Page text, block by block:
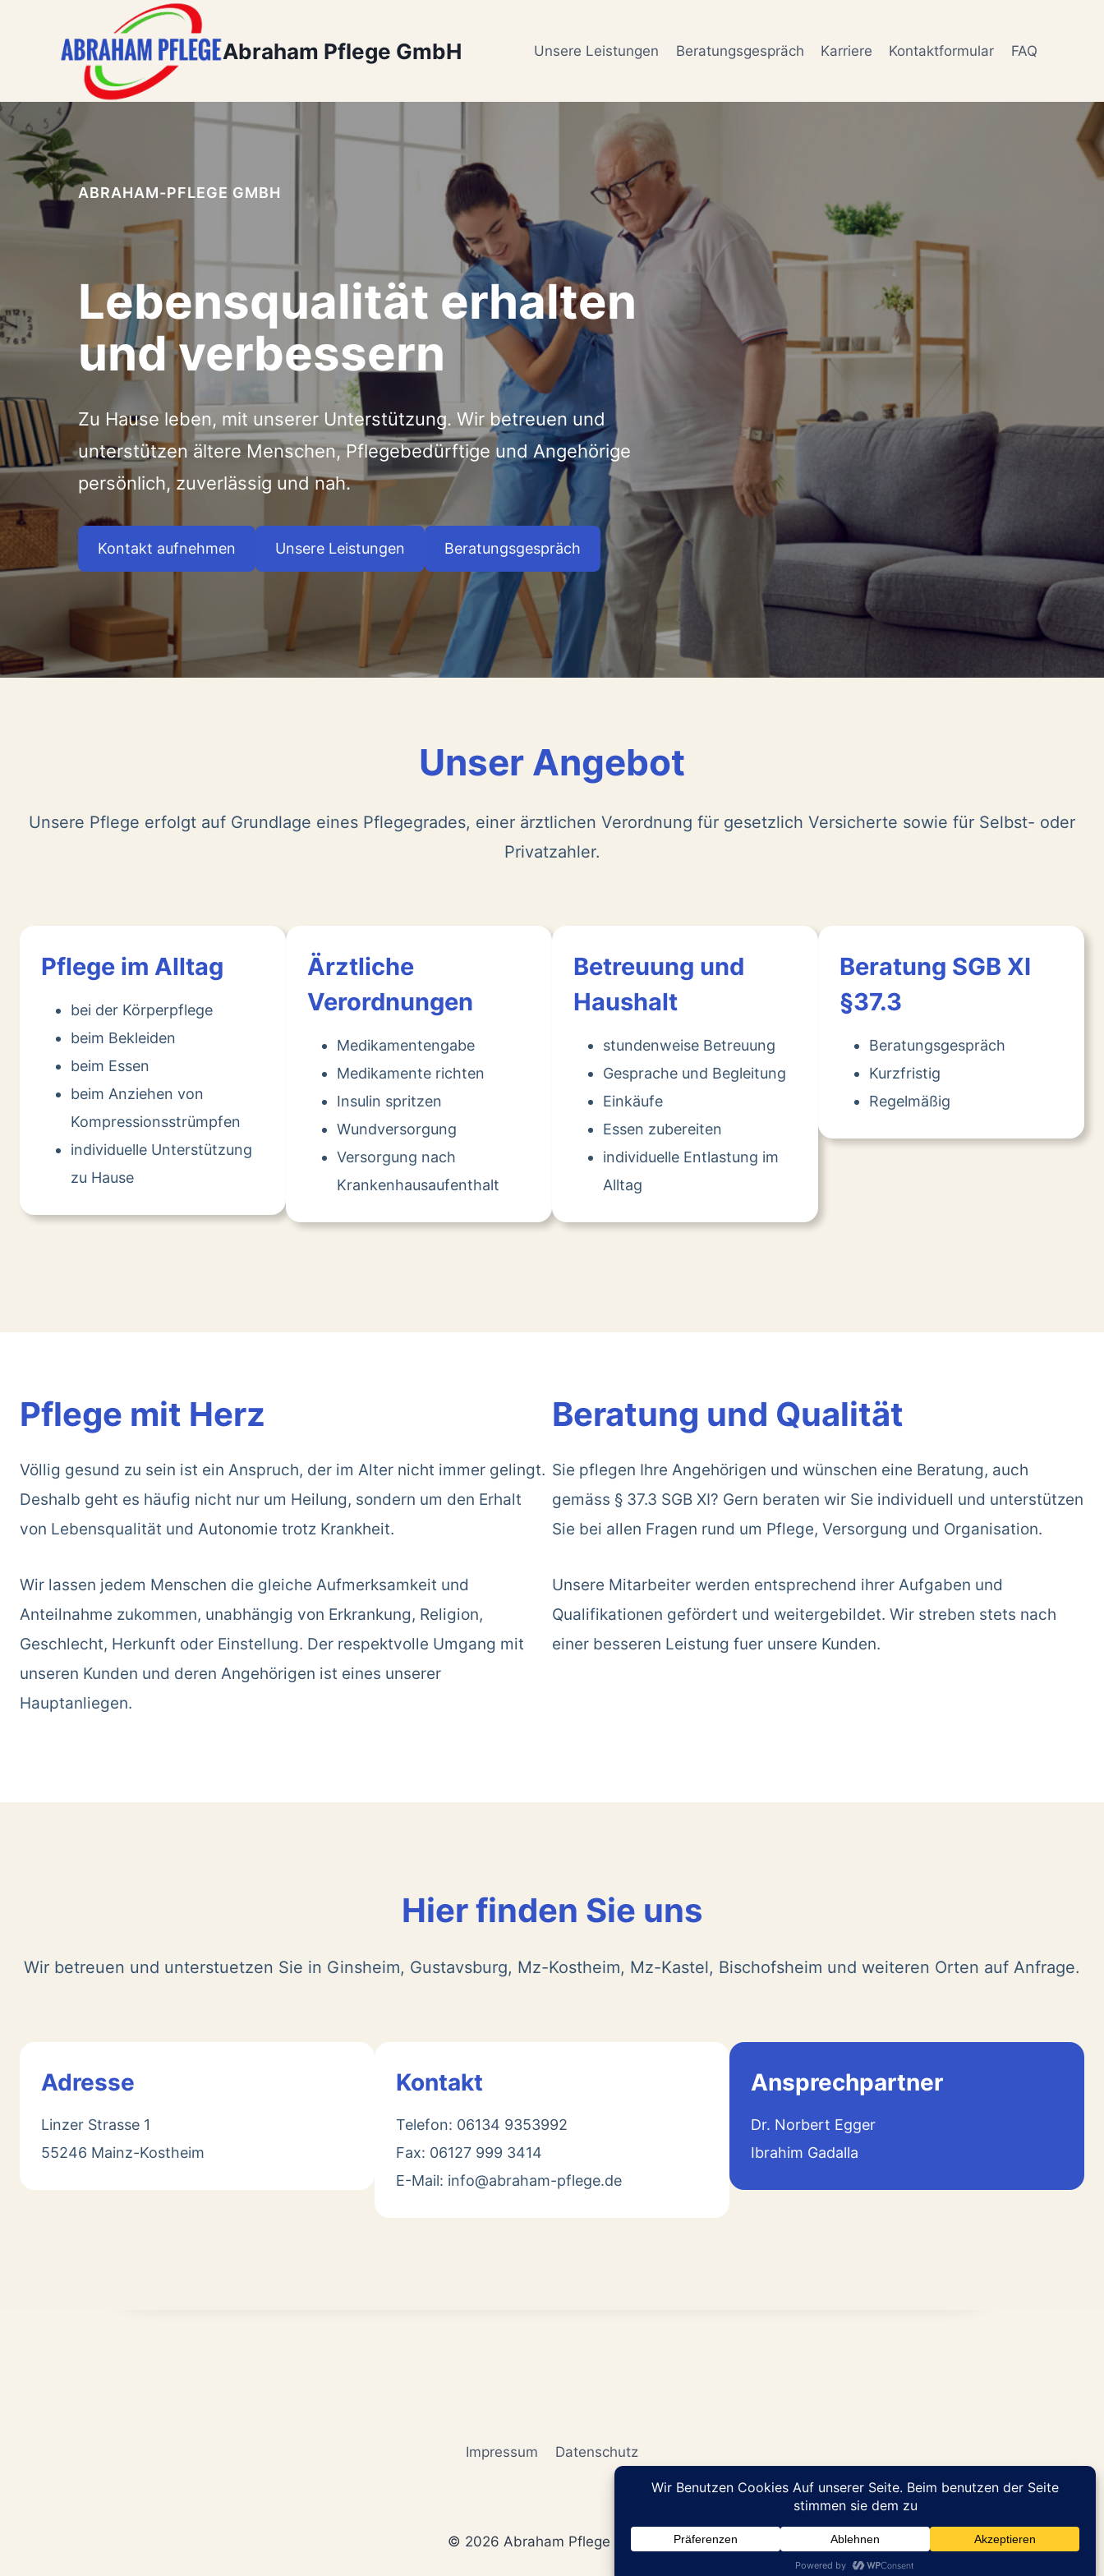
Abraham Pflege GmbH Unsere Leistungen Beratungsgespräch Karriere Kontaktformular FAQ
ABRAHAM-PFLEGE GMBH
Lebensqualität erhalten
und verbessern
Zu Hause leben, mit unserer Unterstützung. Wir betreuen und
unterstützen ältere Menschen, Pflegebedürftige und Angehörige
persönlich, zuverlässig und nah.
Kontakt aufnehmen Unsere Leistungen Beratungsgespräch
Unser Angebot
Unsere Pflege erfolgt auf Grundlage eines Pflegegrades, einer ärztlichen Verordnung für gesetzlich Versicherte sowie für Selbst- oder
Privatzahler.
Pflege im Alltag
bei der Körperpflege
beim Bekleiden
beim Essen
beim Anziehen von
Kompressionsstrümpfen
individuelle Unterstützung
zu Hause
Ärztliche
Verordnungen
Medikamentengabe
Medikamente richten
Insulin spritzen
Wundversorgung
Versorgung nach
Krankenhausaufenthalt
Betreuung und
Haushalt
stundenweise Betreuung
Gesprache und Begleitung
Einkäufe
Essen zubereiten
individuelle Entlastung im
Alltag
Beratung SGB XI
§37.3
Beratungsgespräch
Kurzfristig
Regelmäßig
Pflege mit Herz
Völlig gesund zu sein ist ein Anspruch, der im Alter nicht immer gelingt.
Deshalb geht es häufig nicht nur um Heilung, sondern um den Erhalt
von Lebensqualität und Autonomie trotz Krankheit.
Wir lassen jedem Menschen die gleiche Aufmerksamkeit und
Anteilnahme zukommen, unabhängig von Erkrankung, Religion,
Geschlecht, Herkunft oder Einstellung. Der respektvolle Umgang mit
unseren Kunden und deren Angehörigen ist eines unserer
Hauptanliegen.
Beratung und Qualität
Sie pflegen Ihre Angehörigen und wünschen eine Beratung, auch
gemäss § 37.3 SGB XI? Gern beraten wir Sie individuell und unterstützen
Sie bei allen Fragen rund um Pflege, Versorgung und Organisation.
Unsere Mitarbeiter werden entsprechend ihrer Aufgaben und
Qualifikationen gefördert und weitergebildet. Wir streben stets nach
einer besseren Leistung fuer unsere Kunden.
Hier finden Sie uns
Wir betreuen und unterstuetzen Sie in Ginsheim, Gustavsburg, Mz-Kostheim, Mz-Kastel, Bischofsheim und weiteren Orten auf Anfrage.
Adresse
Linzer Strasse 1
55246 Mainz-Kostheim
Kontakt
Telefon: 06134 9353992
Fax: 06127 999 3414
E-Mail: info@abraham-pflege.de
Ansprechpartner
Dr. Norbert Egger
Ibrahim Gadalla
Impressum Datenschutz
© 2026 Abraham Pflege GmbH